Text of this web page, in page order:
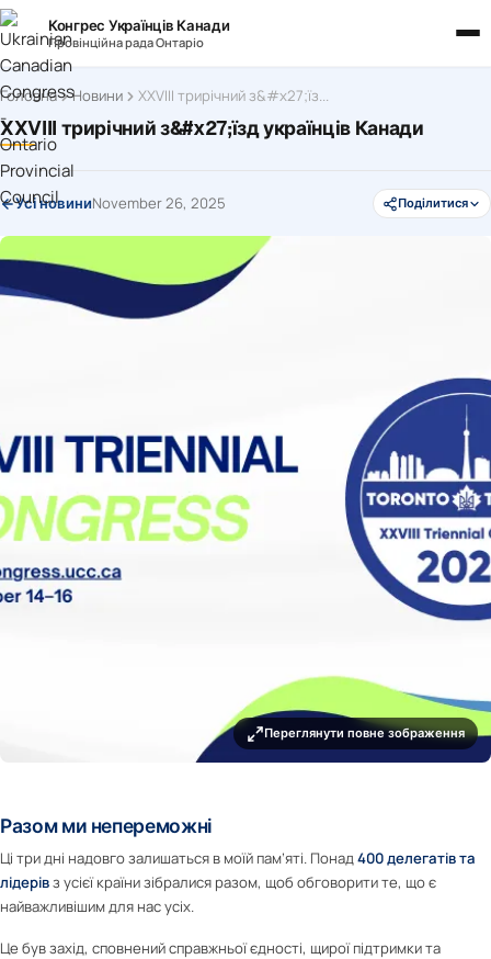
Конгрес Українців Канади
Провінційна рада Онтаріо
Головна Новини XXVIII трирічний з&#x27;їзд українців Канади
XXVIII трирічний з&#x27;їзд українців Канади
Усі новиниNovember 26, 2025 Поділитися
Переглянути повне зображення
Разом ми непереможні
Ці три дні надовго залишаться в моїй пам’яті. Понад400 делегатів та
лідерівз усієї країни зібралися разом, щоб обговорити те, що є
найважливішим для нас усіх.
Це був захід, сповнений справжньої єдності, щирої підтримки та